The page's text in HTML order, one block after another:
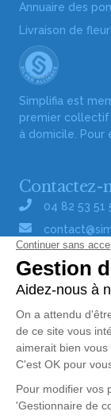
Annuaire des
Livraison de
Simplifia est
premier collectif
à domicile. Pour
Contactez-
04 82 53 51
Réseaux
Liens utiles
Publier un avis
Signaler un